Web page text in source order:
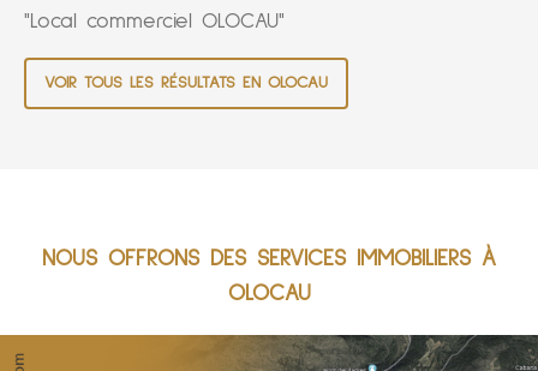
"Local commerciel OLOCAU"
VOIR TOUS LES RÉSULTATS EN OLOCAU
NOUS OFFRONS DES SERVICES IMMOBILIERS À
OLOCAU